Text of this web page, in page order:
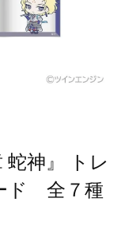
蛇神』 トレ
ド 全７種